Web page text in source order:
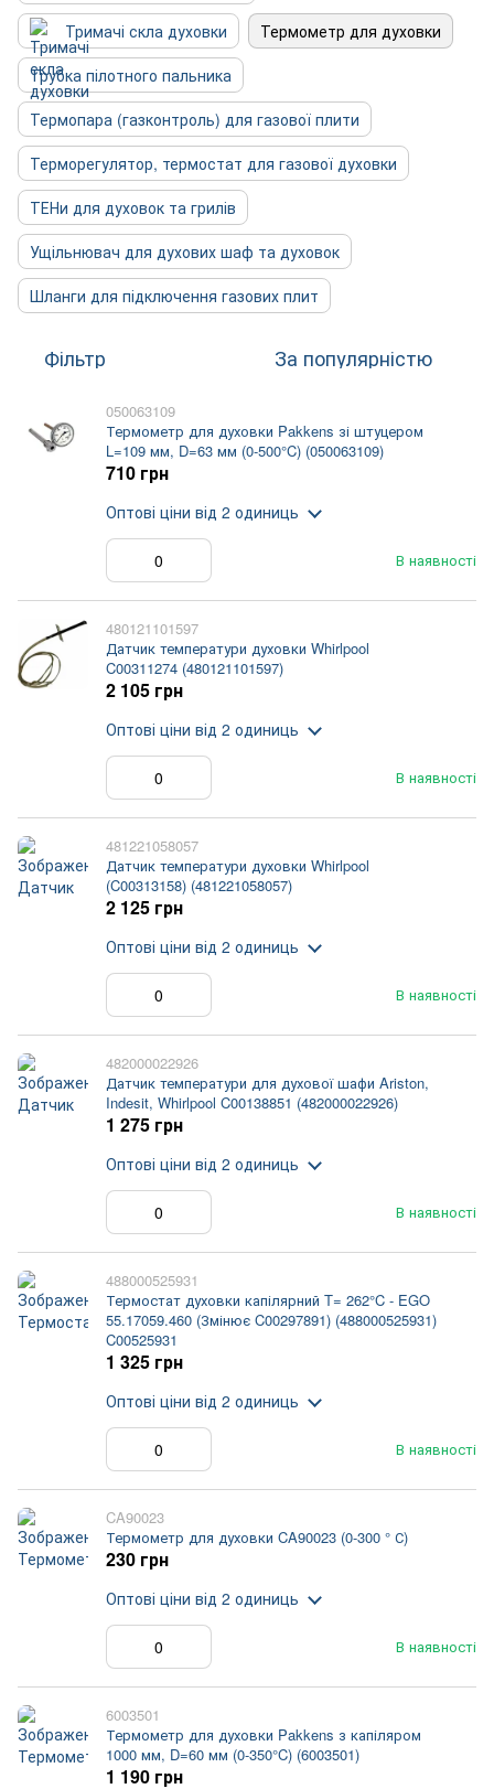
Тримачі скла духовки
Термометр для духовки
Трубка пілотного пальника
Термопара (газконтроль) для газової плити
Терморегулятор, термостат для газової духовки
ТЕНи для духовок та грилів
Ущільнювач для духових шаф та духовок
Шланги для підключення газових плит
Фільтр За популярністю
050063109
Термометр для духовки Pakkens зі штуцером
L=109 мм, D=63 мм (0-500°C) (050063109)
В наявності
710 грн
Оптові ціни від 2 одиниць
480121101597
Датчик температури духовки Whirlpool
C00311274 (480121101597)
В наявності
2 105 грн
Оптові ціни від 2 одиниць
481221058057
Датчик температури духовки Whirlpool
(C00313158) (481221058057)
В наявності
2 125 грн
Оптові ціни від 2 одиниць
482000022926
Датчик температури для духової шафи Ariston,
Indesit, Whirlpool C00138851 (482000022926)
В наявності
1 275 грн
Оптові ціни від 2 одиниць
488000525931
Термостат духовки капілярний T= 262°C - EGO
55.17059.460 (Змінює C00297891) (488000525931)
C00525931
В наявності
1 325 грн
Оптові ціни від 2 одиниць
CA90023
Термометр для духовки CA90023 (0-300 ° С)
В наявності
230 грн
Оптові ціни від 2 одиниць
6003501
Термометр для духовки Pakkens з капіляром
1000 мм, D=60 мм (0-350°C) (6003501)
1 190 грн